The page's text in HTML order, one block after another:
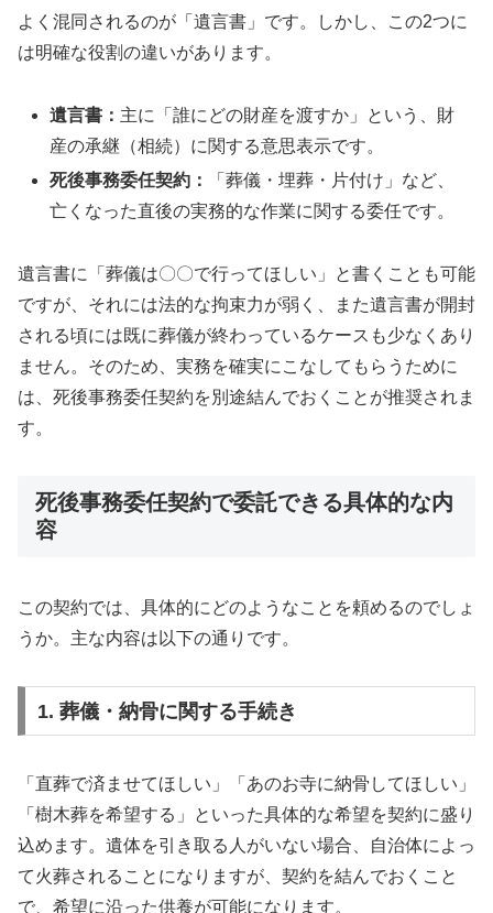
よく混同されるのが「遺言書」です。しかし、この2つに
は明確な役割の違いがあります。
遺言書： 主に「誰にどの財産を渡すか」という、財
産の承継（相続）に関する意思表示です。
死後事務委任契約：
「葬儀・埋葬・片付け」など、
亡くなった直後の実務的な作業に関する委任です。
遺言書に「葬儀は〇〇で行ってほしい」と書くことも可能
ですが、それには法的な拘束力が弱く、また遺言書が開封
される頃には既に葬儀が終わっているケースも少なくあり
ません。そのため、実務を確実にこなしてもらうために
は、死後事務委任契約を別途結んでおくことが推奨されま
す。
死後事務委任契約で委託できる具体的な内
容
この契約では、具体的にどのようなことを頼めるのでしょ
うか。主な内容は以下の通りです。
1. 葬儀・納骨に関する手続き
「直葬で済ませてほしい」「あのお寺に納骨してほしい」
「樹木葬を希望する」といった具体的な希望を契約に盛り
込めます。遺体を引き取る人がいない場合、自治体によっ
て火葬されることになりますが、契約を結んでおくこと
で、希望に沿った供養が可能になります。